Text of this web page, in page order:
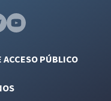
ACCESO PÚBLICO